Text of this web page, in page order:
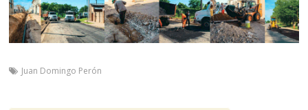
Juan Domingo Perón